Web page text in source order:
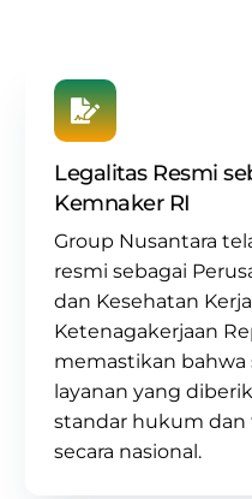
Legalitas Resmi
Kemnaker RI
Group Nusantara
resmi sebagai
dan Kesehatan
Ketenagakerjaan
memastikan
layanan yang
standar hukum dan
secara nasional.